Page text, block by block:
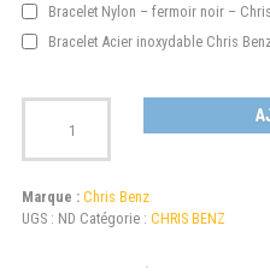
Bracelet Nylon – fermoir noir –
Bracelet Acier inoxydable Chris
Quantité
Marque : Chris Benz
UGS : ND Catégorie : CHRIS BENZ